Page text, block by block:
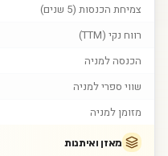
צמיחת הכנסות (5 שנים)
רווח נקי (TTM)
הכנסה למניה
שווי ספרי למניה
מזומן למניה
מאזן ואיתנות